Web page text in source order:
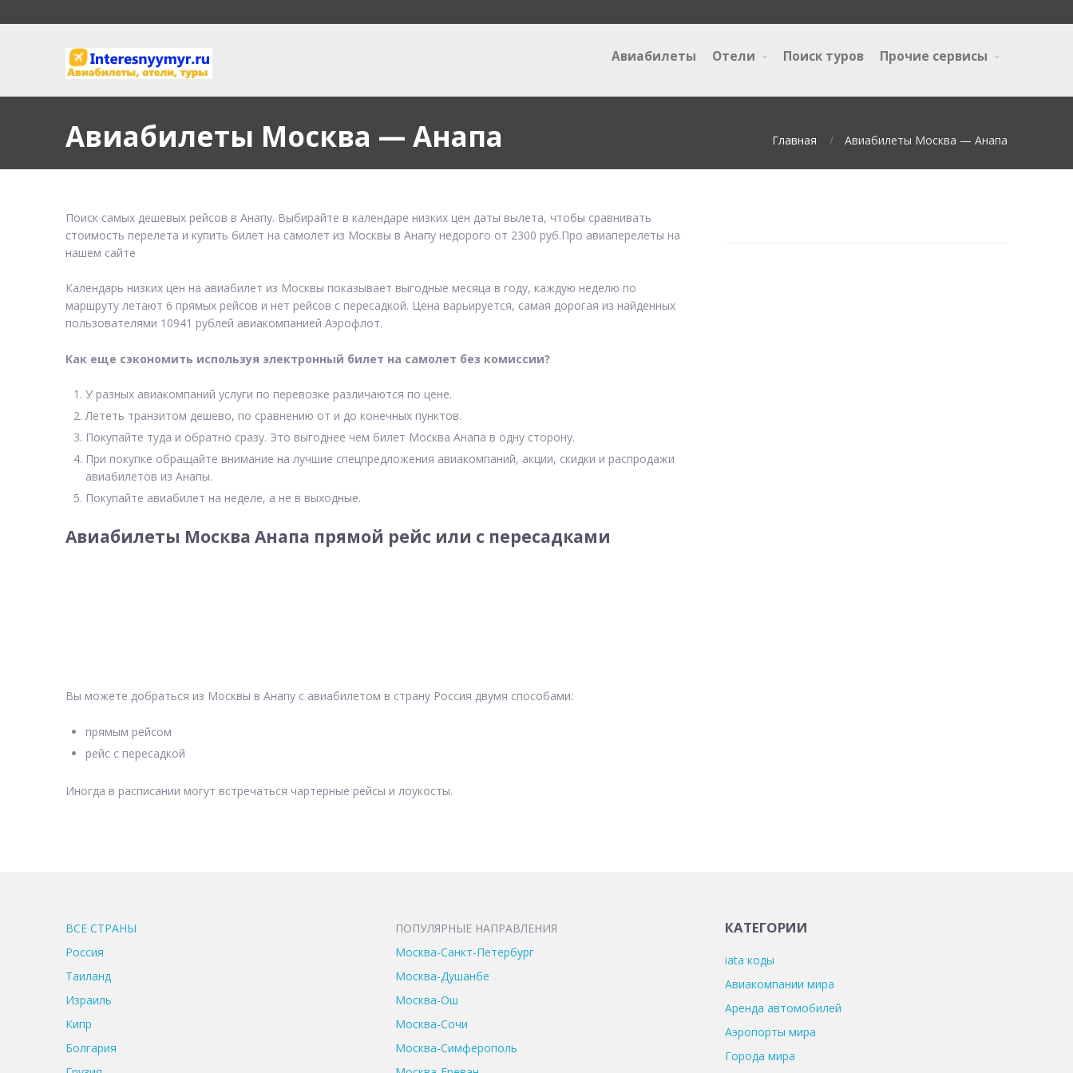
Авиабилеты Отели Поиск туров Прочие сервисы
Авиабилеты Москва — Анапа Главная Авиабилеты Москва — Анапа
Поиск самых дешевых рейсов в Анапу. Выбирайте в календаре низких цен даты вылета, чтобы сравнивать
стоимость перелета и купить билет на самолет из Москвы в Анапу недорого от 2300 руб.Про авиаперелеты на
нашем сайте
Календарь низких цен на авиабилет из Москвы показывает выгодные месяца в году, каждую неделю по
маршруту летают 6 прямых рейсов и нет рейсов с пересадкой. Цена варьируется, самая дорогая из найденных
пользователями 10941 рублей авиакомпанией Аэрофлот.
Как еще сэкономить используя электронный билет на самолет без комиссии?
У разных авиакомпаний услуги по перевозке различаются по цене.
Лететь транзитом дешево, по сравнению от и до конечных пунктов.
Покупайте туда и обратно сразу. Это выгоднее чем билет Москва Анапа в одну сторону.
При покупке обращайте внимание на лучшие спецпредложения авиакомпаний, акции, скидки и распродажи
авиабилетов из Анапы.
Покупайте авиабилет на неделе, а не в выходные.
Авиабилеты Москва Анапа прямой рейс или с пересадками
Вы можете добраться из Москвы в Анапу с авиабилетом в страну Россия двумя способами:
прямым рейсом
рейс с пересадкой
Иногда в расписании могут встречаться чартерные рейсы и лоукосты.
ВСЕ CТРАНЫ
Россия
Таиланд
Израиль
Кипр
Болгария
ПОПУЛЯРНЫЕ НАПРАВЛЕНИЯ
Москва-Санкт-Петербург
Москва-Душанбе
Москва-Ош
Москва-Сочи
Москва-Симферополь
КАТЕГОРИИ
iata коды
Авиакомпании мира
Аренда автомобилей
Аэропорты мира
Города мира